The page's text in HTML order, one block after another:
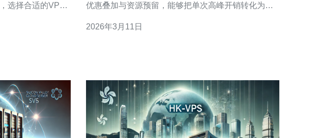
选择合适的VPS
？本文将为您详
优惠叠加与资源预留，能够把单次高峰开销转化为可
并在稳定后切换年度或多月订阅以拿到折扣；使用预
2026年3月11日